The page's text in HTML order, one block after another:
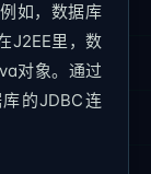
如，数据库
J2EE里，数
对象。通过
的JDBC连